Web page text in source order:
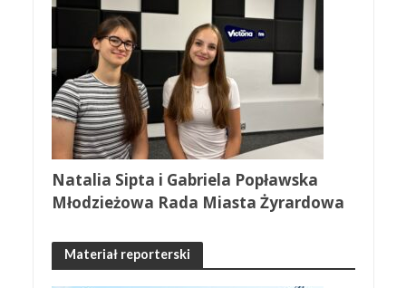
Natalia Sipta i Gabriela Popławska
Młodzieżowa Rada Miasta Żyrardowa
Materiał reporterski